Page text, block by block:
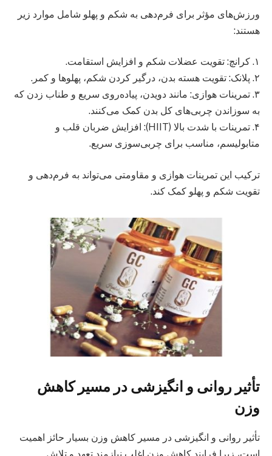
ورزش‌های مؤثر برای فرم‌دهی به شکم و پهلو شامل موارد زیر
هستند:
۱. کرانچ: تقویت عضلات شکم و افزایش استقامت.
۲. پلانک: تقویت هسته بدن، درگیر کردن شکم، پهلوها و کمر.
۳. تمرینات هوازی: مانند دویدن، پیاده‌روی سریع و طناب زدن که
به سوزاندن چربی‌های کل بدن کمک می‌کنند.
۴. تمرینات با شدت بالا (HIIT): افزایش ضربان قلب و
متابولیسم، مناسب برای چربی‌سوزی سریع.
ترکیب این تمرینات هوازی و مقاومتی می‌تواند به فرم‌دهی و
تقویت شکم و پهلو کمک کند.
تأثیر روانی و انگیزشی در مسیر کاهش
وزن
تأثیر روانی و انگیزشی در مسیر کاهش وزن بسیار حائز اهمیت